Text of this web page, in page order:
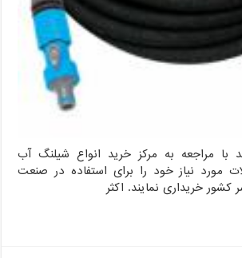
با مراجعه به مرکز خرید انواع شیلنگ آب
مورد نیاز خود را برای استفاده در صنعت
خریداری نمایند. اکثر